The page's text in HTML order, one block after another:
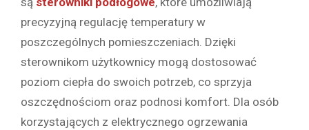
precyzyjną regulację temperatury w
poszczególnych pomieszczeniach. Dzięki
sterownikom użytkownicy mogą dostosować
poziom ciepła do swoich potrzeb, co sprzyja
oszczędnościom oraz podnosi komfort. Dla osób
korzystających z elektrycznego ogrzewania